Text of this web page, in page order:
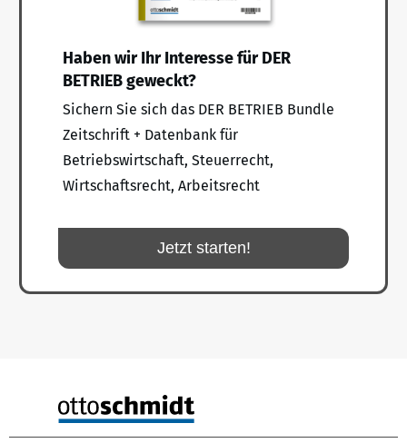
Haben wir Ihr Interesse für DER
BETRIEB geweckt?
Sichern Sie sich das DER BETRIEB Bundle
Zeitschrift + Datenbank für
Betriebswirtschaft, Steuerrecht,
Wirtschaftsrecht, Arbeitsrecht
Jetzt starten!